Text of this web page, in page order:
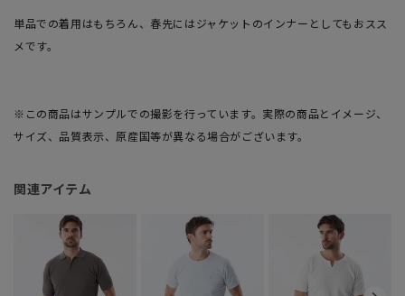
単品での着用はもちろん、春先にはジャケットのインナーとしてもおスス
メです。
※この商品はサンプルでの撮影を行っています。実際の商品とイメージ、
サイズ、品質表示、原産国等が異なる場合がございます。
関連アイテム